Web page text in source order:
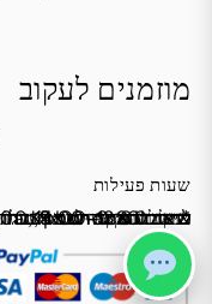
מוזמנים לעקוב
שעות פעילות
כתובת: אחד העם 5, רחובות
א׳-ה׳ 19:00-16:00,14:00-9:30
שישי 9:00-13:00
שבת סגור
מייל:
מיקום חנייה: יש
לחנות התקשרו ואדאג
*נא להתקשר לפני הגעה